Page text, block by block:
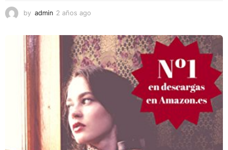
by admin 2 años ago
o
s
a
g